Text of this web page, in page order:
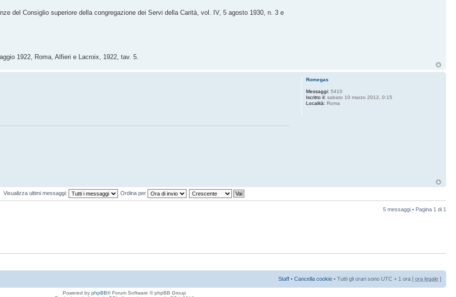
del Consiglio superiore della congregazione dei Servi della Carità, vol. IV, 5 agosto 1930, n. 3 e
1922, Roma, Alfieri e Lacroix, 1922, tav. 5.
Romegas
Messaggi: 5410
Iscritto il: sabato 10 marzo 2012, 0:15
Località: Roma
Visualizza ultimi messaggi: Ordina per
5 messaggi • Pagina 1 di 1
Staff • Cancella cookie • Tutti gli orari sono UTC + 1 ora [ ora legale ]
Powered by phpBB® Forum Software © phpBB Group